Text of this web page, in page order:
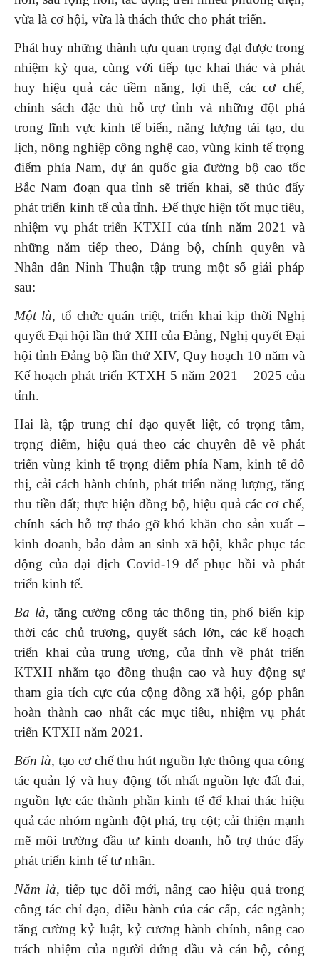
vừa là cơ hội, vừa là thách thức cho phát triển.
Phát huy những thành tựu quan trọng đạt được trong
nhiệm kỳ qua, cùng với tiếp tục khai thác và phát
huy hiệu quả các tiềm năng, lợi thế, các cơ chế,
chính sách đặc thù hỗ trợ tỉnh và những đột phá
trong lĩnh vực kinh tế biển, năng lượng tái tạo, du
lịch, nông nghiệp công nghệ cao, vùng kinh tế trọng
điểm phía Nam, dự án quốc gia đường bộ cao tốc
Bắc Nam đoạn qua tỉnh sẽ triển khai, sẽ thúc đẩy
phát triển kinh tế của tỉnh. Để thực hiện tốt mục tiêu,
nhiệm vụ phát triển KTXH của tỉnh năm 2021 và
những năm tiếp theo, Đảng bộ, chính quyền và
Nhân dân Ninh Thuận tập trung một số giải pháp
sau:
Một là, tổ chức quán triệt, triển khai kịp thời Nghị
quyết Đại hội lần thứ XIII của Đảng, Nghị quyết Đại
hội tỉnh Đảng bộ lần thứ XIV, Quy hoạch 10 năm và
Kế hoạch phát triển KTXH 5 năm 2021 – 2025 của
tỉnh.
Hai là, tập trung chỉ đạo quyết liệt, có trọng tâm,
trọng điểm, hiệu quả theo các chuyên đề về phát
triển vùng kinh tế trọng điểm phía Nam, kinh tế đô
thị, cải cách hành chính, phát triển năng lượng, tăng
thu tiền đất; thực hiện đồng bộ, hiệu quả các cơ chế,
chính sách hỗ trợ tháo gỡ khó khăn cho sản xuất –
kinh doanh, bảo đảm an sinh xã hội, khắc phục tác
động của đại dịch Covid-19 để phục hồi và phát
triển kinh tế.
Ba là, tăng cường công tác thông tin, phổ biến kịp
thời các chủ trương, quyết sách lớn, các kế hoạch
triển khai của trung ương, của tỉnh về phát triển
KTXH nhằm tạo đồng thuận cao và huy động sự
tham gia tích cực của cộng đồng xã hội, góp phần
hoàn thành cao nhất các mục tiêu, nhiệm vụ phát
triển KTXH năm 2021.
Bốn là, tạo cơ chế thu hút nguồn lực thông qua công
tác quản lý và huy động tốt nhất nguồn lực đất đai,
nguồn lực các thành phần kinh tế để khai thác hiệu
quả các nhóm ngành đột phá, trụ cột; cải thiện mạnh
mẽ môi trường đầu tư kinh doanh, hỗ trợ thúc đẩy
phát triển kinh tế tư nhân.
Năm là, tiếp tục đổi mới, nâng cao hiệu quả trong
công tác chỉ đạo, điều hành của các cấp, các ngành;
tăng cường kỷ luật, kỷ cương hành chính, nâng cao
trách nhiệm của người đứng đầu và cán bộ, công